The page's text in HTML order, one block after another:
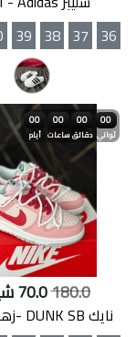
36
37
38
39
00
أيام
00
ساعات
00
دقائق
00
ثواني
180.070.0 شيكل
نايك DUNK SB -زهري ابيض